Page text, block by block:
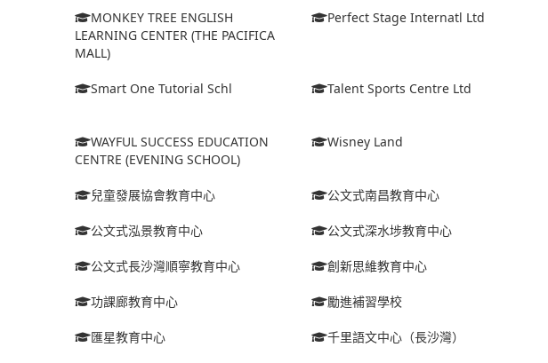
MONKEY TREE ENGLISH
LEARNING CENTER (THE PACIFICA
MALL)
Perfect Stage Internatl Ltd
Smart One Tutorial Schl Talent Sports Centre Ltd
WAYFUL SUCCESS EDUCATION
CENTRE (EVENING SCHOOL)
Wisney Land
兒童發展協會教育中心 公文式南昌教育中心
公文式泓景教育中心 公文式深水埗教育中心
公文式長沙灣順寧教育中心 創新思維教育中心
功課廊教育中心 勵進補習學校
匯星教育中心 千里語文中心（長沙灣）